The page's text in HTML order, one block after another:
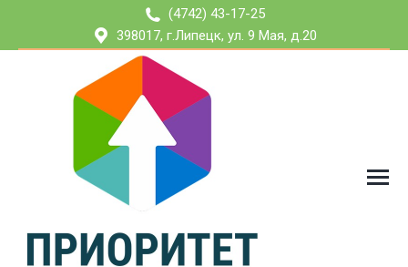
(4742) 43-17-25
398017, г.Липецк, ул. 9 Мая, д.20